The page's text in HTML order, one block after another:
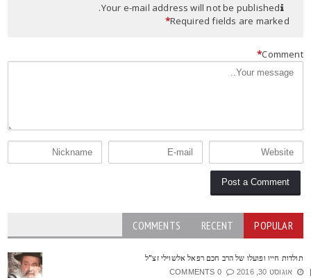
Your e-mail address will not be published.
Required fields are marked
*
*
POPULAR
RECENT
COMMENTS
חייו ופועלו של הרב חכם רפאל אלשוילי זצ"ל
אוגוסט 30, 2016 0 COMMENTS